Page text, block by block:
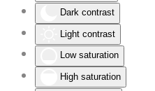
Dark contrast
Light contrast
Low saturation
High saturation